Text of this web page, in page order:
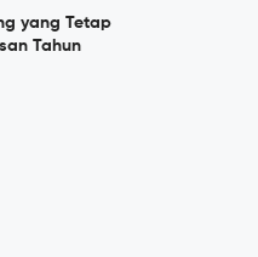
yang Tetap
Tahun